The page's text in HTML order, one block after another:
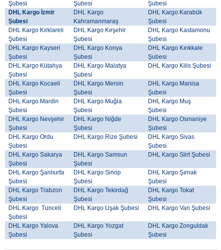
Şubesi
Şubesi
Şubesi
DHL Kargo İzmir
Şubesi
DHL Kargo
Kahramanmaraş
DHL Kargo Karabük
Şubesi
DHL Kargo Kırklareli
Şubesi
DHL Kargo Kırşehir
Şubesi
DHL Kargo Kastamonu
Şubesi
DHL Kargo Kayseri
Şubesi
DHL Kargo Konya
Şubesi
DHL Kargo Kırıkkale
Şubesi
DHL Kargo Kütahya
Şubesi
DHL Kargo Malatya
Şubesi
DHL Kargo Kilis Şubesi
DHL Kargo Kocaeli
Şubesi
DHL Kargo Mersin
Şubesi
DHL Kargo Manisa
Şubesi
DHL Kargo Mardin
Şubesi
DHL Kargo Muğla
Şubesi
DHL Kargo Muş
Şubesi
DHL Kargo Nevşehir
Şubesi
DHL Kargo Niğde
Şubesi
DHL Kargo Osmaniye
Şubesi
DHL Kargo Ordu
Şubesi
DHL Kargo Rize Şubesi
DHL Kargo Sivas
Şubesi
DHL Kargo Sakarya
Şubesi
DHL Kargo Samsun
Şubesi
DHL Kargo Siirt Şubesi
DHL Kargo Şanlıurfa
Şubesi
DHL Kargo Sinop
Şubesi
DHL Kargo Şırnak
Şubesi
DHL Kargo Trabzon
Şubesi
DHL Kargo Tekirdağ
Şubesi
DHL Kargo Tokat
Şubesi
DHL Kargo Tunceli
Şubesi
DHL Kargo Uşak Şubesi DHL Kargo Van Şubesi
DHL Kargo Yalova
Şubesi
DHL Kargo Yozgat
Şubesi
DHL Kargo Zonguldak
Şubesi